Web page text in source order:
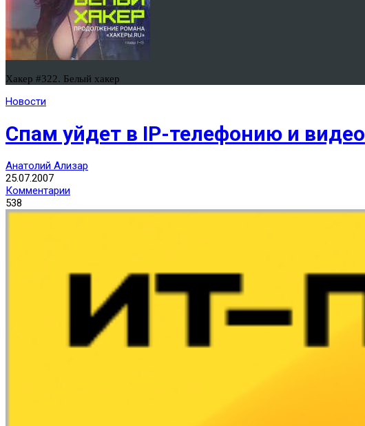
Хакер #322. Белый хакер
Новости
Спам уйдет в IP-телефонию и видео
Анатолий Ализар
25.07.2007
Комментарии
538